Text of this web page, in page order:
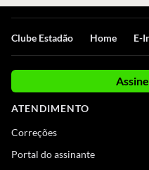
Clube Estadão Home E-
ATENDIMENTO
Correções
Portal do assinante